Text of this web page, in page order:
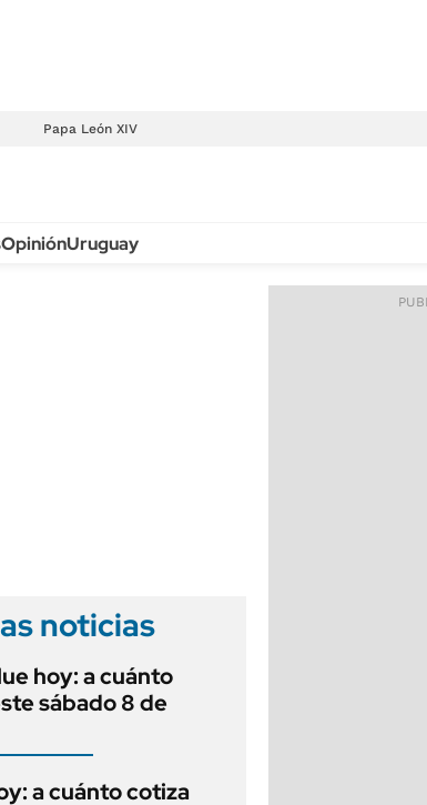
Papa León XIV
ACCESO
OpiniónUruguay
noticias
hoy: a cuánto
sábado 8 de
a cuánto cotiza